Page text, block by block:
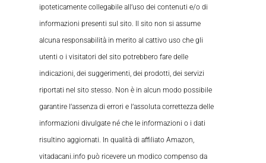
ipoteticamente collegabile all’uso dei contenuti e/o di
informazioni presenti sul sito. Il sito non si assume
alcuna responsabilità in merito al cattivo uso che gli
utenti o i visitatori del sito potrebbero fare delle
indicazioni, dei suggerimenti, dei prodotti, dei servizi
riportati nel sito stesso. Non è in alcun modo possibile
garantire l’assenza di errori e l’assoluta correttezza delle
informazioni divulgate né che le informazioni o i dati
risultino aggiornati. In qualità di affiliato Amazon,
vitadacani.info può ricevere un modico compenso da